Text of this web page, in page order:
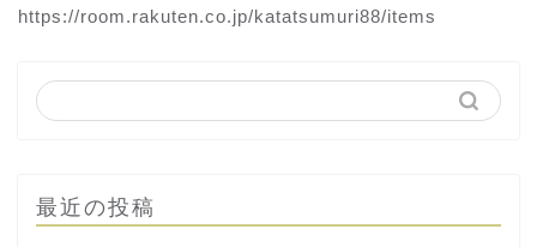
https://room.rakuten.co.jp/katatsumuri88/items
最近の投稿